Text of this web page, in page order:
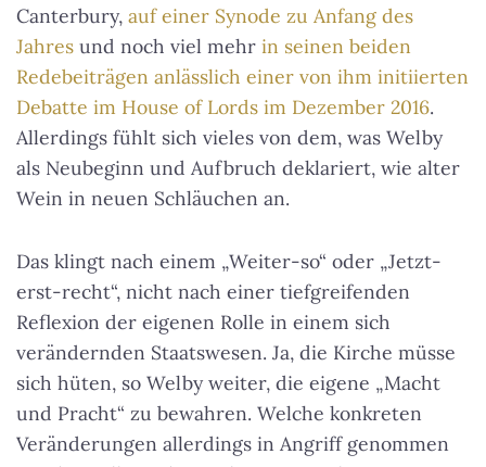
Canterbury, auf einer Synode zu Anfang des
Jahres und noch viel mehr in seinen beiden
Redebeiträgen anlässlich einer von ihm initiierten
Debatte im House of Lords im Dezember 2016.
Allerdings fühlt sich vieles von dem, was Welby
als Neubeginn und Aufbruch deklariert, wie alter
Wein in neuen Schläuchen an.
Das klingt nach einem „Weiter-so“ oder „Jetzt-
erst-recht“, nicht nach einer tiefgreifenden
Reflexion der eigenen Rolle in einem sich
verändernden Staatswesen. Ja, die Kirche müsse
sich hüten, so Welby weiter, die eigene „Macht
und Pracht“ zu bewahren. Welche konkreten
Veränderungen allerdings in Angriff genommen